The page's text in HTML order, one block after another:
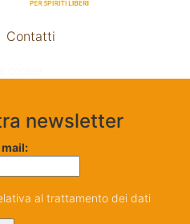
Contatti
newsletter
al trattamento dei dati